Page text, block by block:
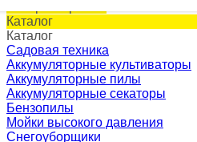
Каталог
Каталог
Садовая техника
Аккумуляторные культиваторы
Аккумуляторные пилы
Аккумуляторные секаторы
Бензопилы
Мойки высокого давления
Снегоуборщики